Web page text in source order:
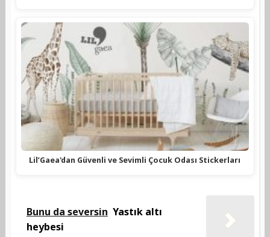
Lil’Gaea'dan Güvenli ve Sevimli Çocuk Odası Stickerları
Bunu da seversin Yastık altı
heybesi